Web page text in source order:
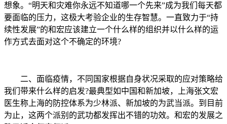
想象。“明天和灾难你永远不知道哪一个先来”成为我们每天都
要面临的压力，这极大考验企业的生存智慧。一直致力于“持
续性发展”的和宏应该建立一个什么样的组织并以什么样的运
作方式去面对这个不确定的环境?
二、面临疫情，不同国家根据自身状况采取的应对策略给
我们带来什么样的启发?最典型如中国和新加坡，上海张文宏
医生称上海的防控体系为少林派、新加坡的为武当派。到目前
为止，这两个派别的武功都发挥出不错的功效。和宏的发展之